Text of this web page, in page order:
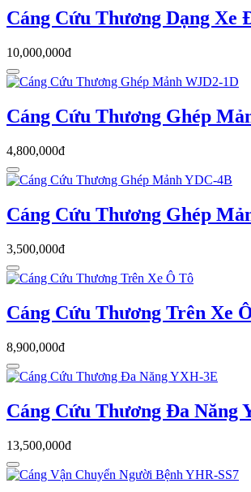
Cáng Cứu Thương Dạng Xe
10,000,000đ
Cáng Cứu Thương Ghép
4,800,000đ
Cáng Cứu Thương Ghép
3,500,000đ
Cáng Cứu Thương Trên Xe
8,900,000đ
Cáng Cứu Thương Đa Năng
13,500,000đ